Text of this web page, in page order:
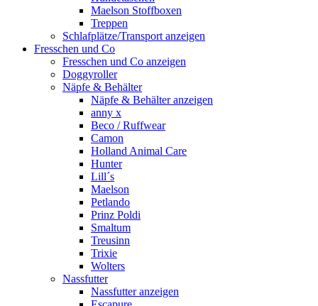
Maelson Stoffboxen
Treppen
Schlafplätze/Transport anzeigen
Fresschen und Co
Fresschen und Co anzeigen
Doggyroller
Näpfe & Behälter
Näpfe & Behälter anzeigen
anny x
Beco / Ruffwear
Camon
Holland Animal Care
Hunter
Lill´s
Maelson
Petlando
Prinz Poldi
Smaltum
Treusinn
Trixie
Wolters
Nassfutter
Nassfutter anzeigen